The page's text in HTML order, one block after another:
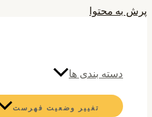
پرش به محتوا
دسته بندی ها
تغییر وضعیت فهرست